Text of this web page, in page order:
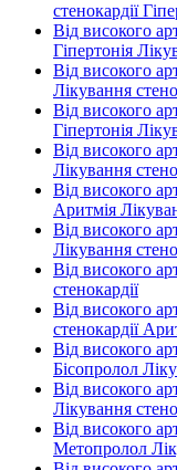
стенокардії
Від високого
Гіпертонія
Від високого
Лікування
Від високого
Гіпертонія
Від високого
Лікування
Від високого
Аритмія
Від високого
Лікування
Від високого
стенокардії
Від високого
стенокардії
Від високого
Бісопролол
Від високого
Лікування
Від високого
Метопролол